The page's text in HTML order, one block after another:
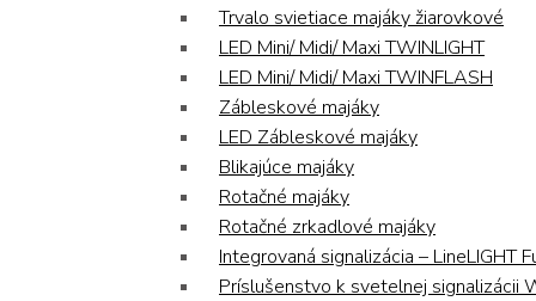
Trvalo svietiace majáky žiarovkové
LED Mini/ Midi/ Maxi TWINLIGHT
LED Mini/ Midi/ Maxi TWINFLASH
Zábleskové majáky
LED Zábleskové majáky
Blikajúce majáky
Rotačné majáky
Rotačné zrkadlové majáky
Integrovaná signalizácia – LineLIGHT
Príslušenstvo k svetelnej signalizácii